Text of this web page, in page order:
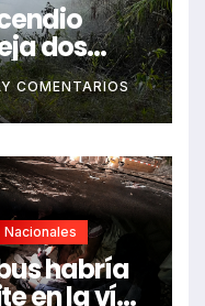
dos
COMENTARIOS
Nacionales
habría
en la vía